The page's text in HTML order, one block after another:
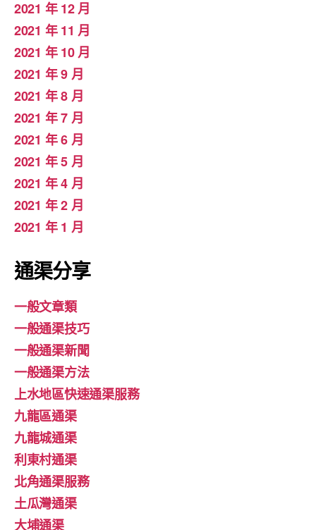
2021 年 12 月
2021 年 11 月
2021 年 10 月
2021 年 9 月
2021 年 8 月
2021 年 7 月
2021 年 6 月
2021 年 5 月
2021 年 4 月
2021 年 2 月
2021 年 1 月
通渠分享
一般文章類
一般通渠技巧
一般通渠新聞
一般通渠方法
上水地區快速通渠服務
九龍區通渠
九龍城通渠
利東村通渠
北角通渠服務
土瓜灣通渠
大埔通渠